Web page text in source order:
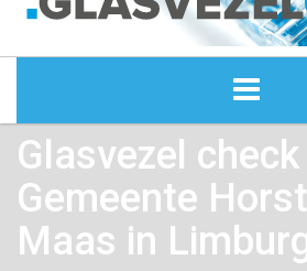
ALLE GLASVEZEL
GLASVEZEL
KABEL INTERNET
Glasvezel
Gemeente
Maas in